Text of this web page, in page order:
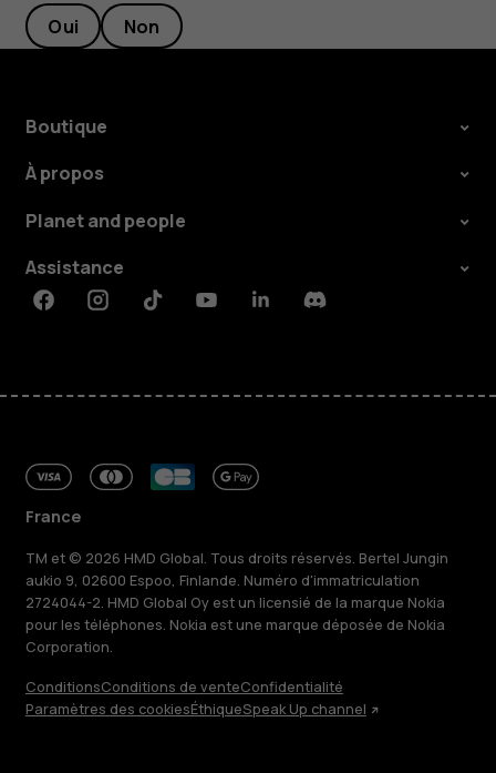
Oui Non
Boutique
À propos
Planet and people
Assistance
FacebookInstagramTiktokYoutubeLinkedinDiscord
France
TM et © 2026 HMD Global. Tous droits réservés. Bertel Jungin
aukio 9, 02600 Espoo, Finlande. Numéro d'immatriculation
2724044-2. HMD Global Oy est un licensié de la marque Nokia
pour les téléphones. Nokia est une marque déposée de Nokia
Corporation.
ConditionsConditions de venteConfidentialité
Paramètres des cookiesÉthiqueSpeak Up channel